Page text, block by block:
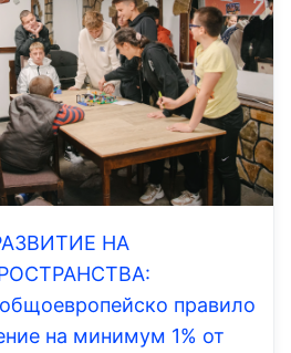
НА
правило
на минимум 1% от